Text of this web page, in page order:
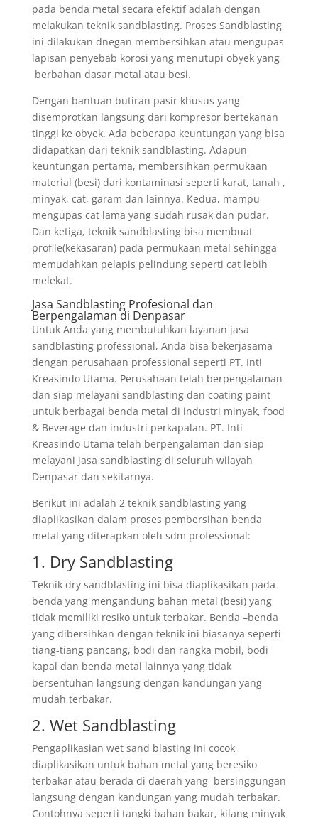
pada benda metal secara efektif adalah dengan
melakukan teknik sandblasting. Proses Sandblasting
ini dilakukan dnegan membersihkan atau mengupas
lapisan penyebab korosi yang menutupi obyek yang
berbahan dasar metal atau besi.
Dengan bantuan butiran pasir khusus yang
disemprotkan langsung dari kompresor bertekanan
tinggi ke obyek. Ada beberapa keuntungan yang bisa
didapatkan dari teknik sandblasting. Adapun
keuntungan pertama, membersihkan permukaan
material (besi) dari kontaminasi seperti karat, tanah ,
minyak, cat, garam dan lainnya. Kedua, mampu
mengupas cat lama yang sudah rusak dan pudar.
Dan ketiga, teknik sandblasting bisa membuat
profile(kekasaran) pada permukaan metal sehingga
memudahkan pelapis pelindung seperti cat lebih
melekat.
Jasa Sandblasting Profesional dan
Berpengalaman di Denpasar
Untuk Anda yang membutuhkan layanan jasa
sandblasting professional, Anda bisa bekerjasama
dengan perusahaan professional seperti PT. Inti
Kreasindo Utama. Perusahaan telah berpengalaman
dan siap melayani sandblasting dan coating paint
untuk berbagai benda metal di industri minyak, food
& Beverage dan industri perkapalan. PT. Inti
Kreasindo Utama telah berpengalaman dan siap
melayani jasa sandblasting di seluruh wilayah
Denpasar dan sekitarnya.
Berikut ini adalah 2 teknik sandblasting yang
diaplikasikan dalam proses pembersihan benda
metal yang diterapkan oleh sdm professional:
1. Dry Sandblasting
Teknik dry sandblasting ini bisa diaplikasikan pada
benda yang mengandung bahan metal (besi) yang
tidak memiliki resiko untuk terbakar. Benda –benda
yang dibersihkan dengan teknik ini biasanya seperti
tiang-tiang pancang, bodi dan rangka mobil, bodi
kapal dan benda metal lainnya yang tidak
bersentuhan langsung dengan kandungan yang
mudah terbakar.
2. Wet Sandblasting
Pengaplikasian wet sand blasting ini cocok
diaplikasikan untuk bahan metal yang beresiko
terbakar atau berada di daerah yang bersinggungan
langsung dengan kandungan yang mudah terbakar.
Contohnya seperti tangki bahan bakar, kilang minyak